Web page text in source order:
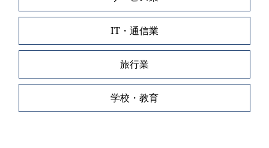
IT・通信業
旅行業
学校・教育